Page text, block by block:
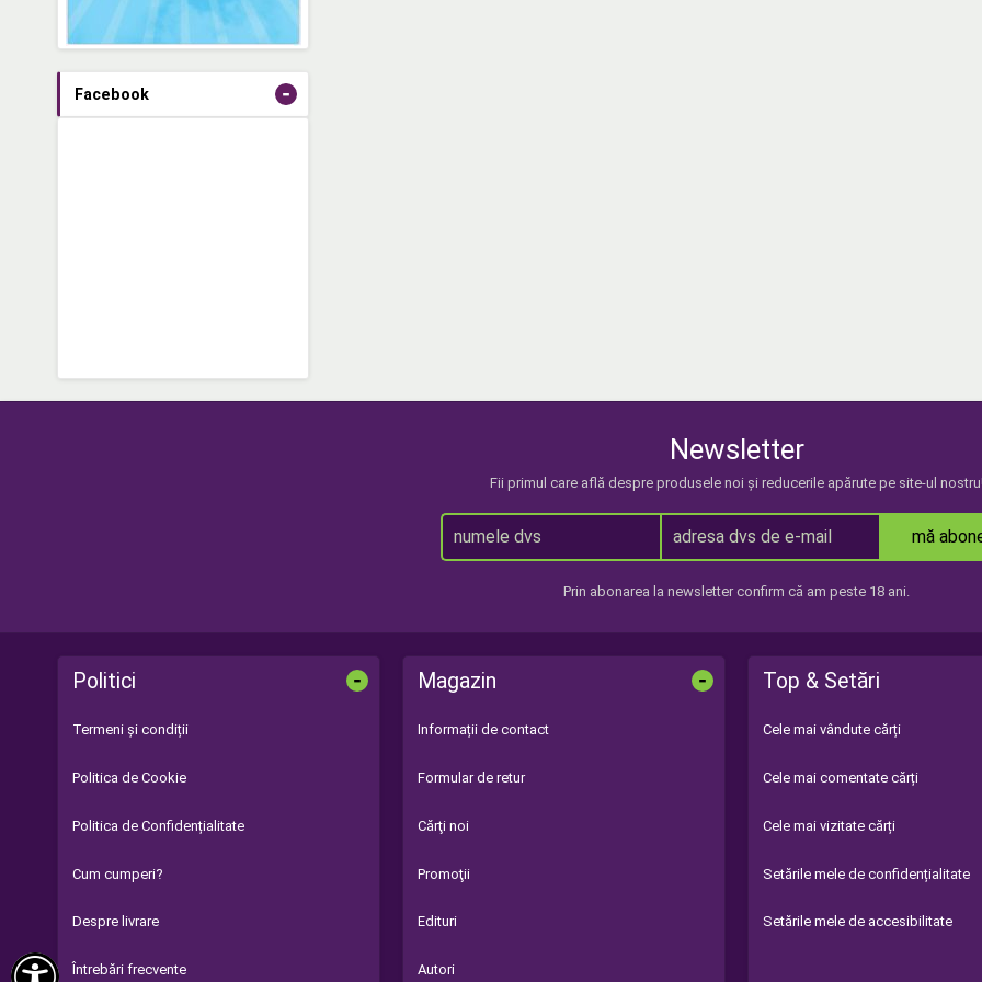
Facebook -
Newsletter
Fii primul care află despre produsele noi și reducerile apărute pe site-ul
mă
Prin abonarea la newsletter confirm că am peste 18 ani.
Politici -
Termeni și condiții
Politica de Cookie
Politica de Confidențialitate
Cum cumperi?
Despre livrare
Întrebări frecvente
Magazin -
Informații de contact
Formular de retur
Cărţi noi
Promoţii
Edituri
Autori
Top & Setări
Cele mai vândute cărți
Cele mai comentate cărți
Cele mai vizitate cărți
Setările mele de confidențialitate
Setările mele de accesibilitate